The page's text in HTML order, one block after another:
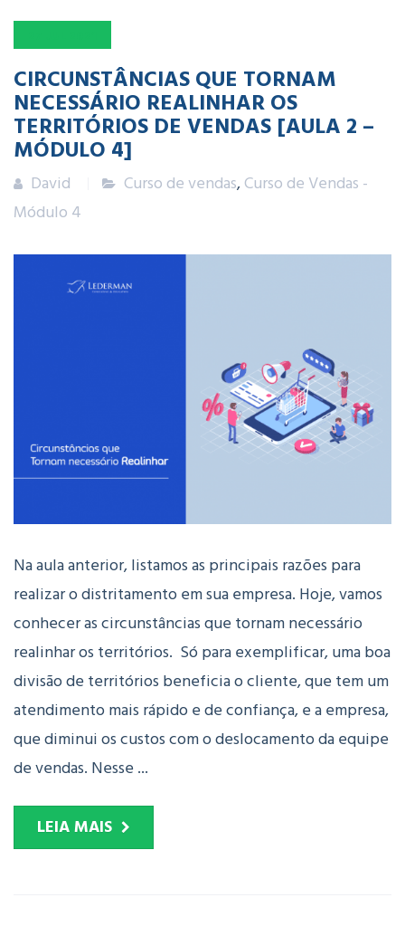
CIRCUNSTÂNCIAS QUE TORNAM
NECESSÁRIO REALINHAR OS
TERRITÓRIOS DE VENDAS [AULA 2 –
MÓDULO 4]
David Curso de vendas,Curso de Vendas -
Módulo 4
Na aula anterior, listamos as principais razões para
realizar o distritamento em sua empresa. Hoje, vamos
conhecer as circunstâncias que tornam necessário
realinhar os territórios. Só para exemplificar, uma boa
divisão de territórios beneficia o cliente, que tem um
atendimento mais rápido e de confiança, e a empresa,
que diminui os custos com o deslocamento da equipe
de vendas. Nesse ...
LEIA MAIS